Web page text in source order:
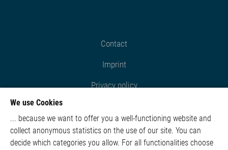
Contact
Imprint
Privacy policy
We use Cookies
... because we want to offer you a well-functioning website and
collect anonymous statistics on the use of our site. You can
decide which categories you allow. For all functionalities choose